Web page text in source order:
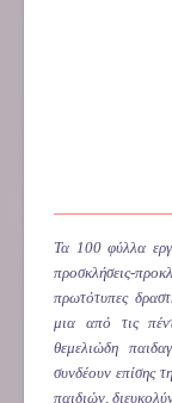
Τα 100 φύλλα
προσκλήσεις-
πρωτότυπες
μια από τις
θεμελιώδη
συνδέουν επίσης
παιδιών,